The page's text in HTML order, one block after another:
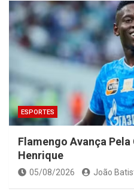
ESPORTES
Flamengo Avança
Henrique
05/08/2026 João